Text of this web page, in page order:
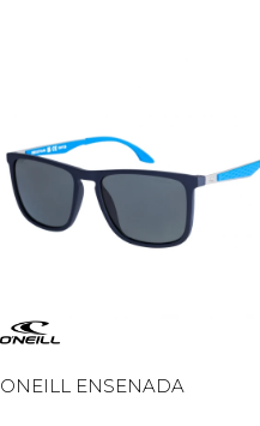
ONEILL ENSENADA